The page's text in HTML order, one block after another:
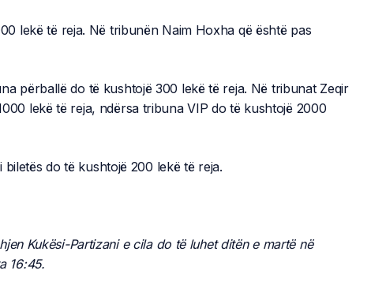
lekë të reja. Në tribunën Naim Hoxha që është pas
përballë do të kushtojë 300 lekë të reja. Në tribunat Zeqir
lekë të reja, ndërsa tribuna VIP do të kushtojë 2000
do të kushtojë 200 lekë të reja.
Kukësi-Partizani e cila do të luhet ditën e martë në
16:45.